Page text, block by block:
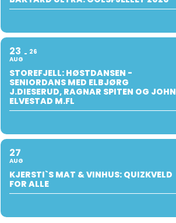
23
AUG
26
STOREFJELL: HØSTDANSEN -
SENIORDANS MED ELBJØRG
J.DIESERUD, RAGNAR SPITEN OG JOHN
ELVESTAD M.FL
27
AUG
KJERSTI`S MAT & VINHUS: QUIZKVELD
FOR ALLE